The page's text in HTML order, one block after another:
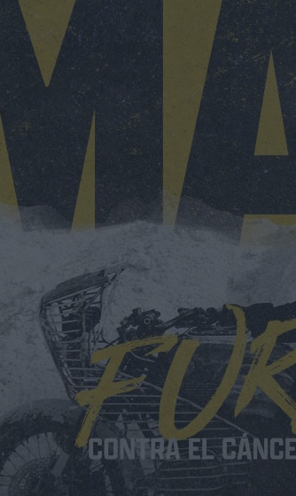
‘ALEXIA PUTELLAS X GALAXY Z FOLD8 – SIN LÍMITES’, DE CHEIL SPAIN
‘SHOW YOUR SPIRIT’, DE AUTOPRODUCCIÓN DE MG SPIRIT